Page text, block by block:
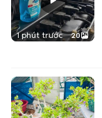
1 phút trước 20